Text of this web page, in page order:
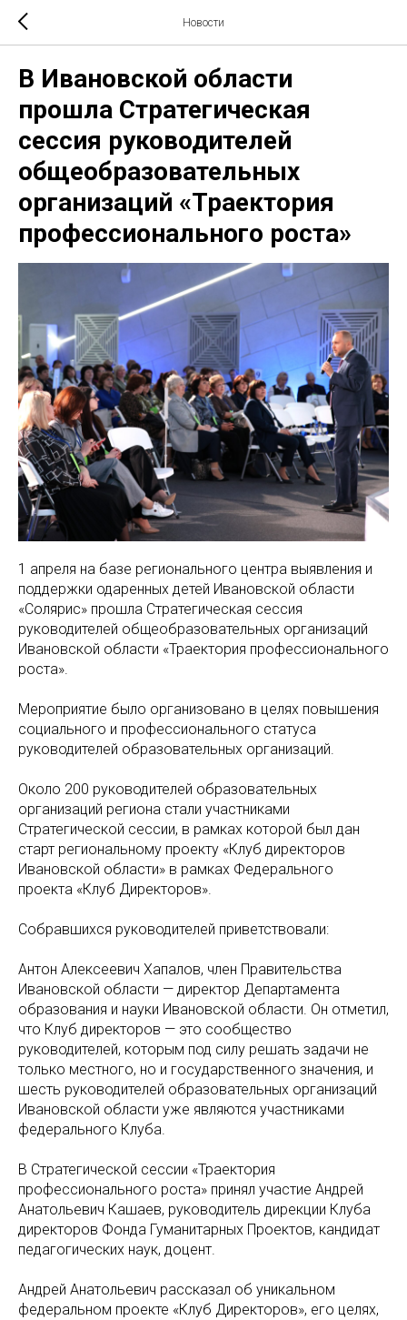
Новости
В Ивановской области
прошла Стратегическая
сессия руководителей
общеобразовательных
организаций «Траектория
профессионального роста»
1 апреля на базе регионального центра выявления и
поддержки одаренных детей Ивановской области
«Солярис» прошла Стратегическая сессия
руководителей общеобразовательных организаций
Ивановской области «Траектория профессионального
роста».
Мероприятие было организовано в целях повышения
социального и профессионального статуса
руководителей образовательных организаций.
Около 200 руководителей образовательных
организаций региона стали участниками
Стратегической сессии, в рамках которой был дан
старт региональному проекту «Клуб директоров
Ивановской области» в рамках Федерального
проекта «Клуб Директоров».
Собравшихся руководителей приветствовали:
Антон Алексеевич Хапалов, член Правительства
Ивановской области — директор Департамента
образования и науки Ивановской области. Он отметил,
что Клуб директоров — это сообщество
руководителей, которым под силу решать задачи не
только местного, но и государственного значения, и
шесть руководителей образовательных организаций
Ивановской области уже являются участниками
федерального Клуба.
В Стратегической сессии «Траектория
профессионального роста» принял участие Андрей
Анатольевич Кашаев, руководитель дирекции Клуба
директоров Фонда Гуманитарных Проектов, кандидат
педагогических наук, доцент.
Андрей Анатольевич рассказал об уникальном
федеральном проекте «Клуб Директоров», его целях,